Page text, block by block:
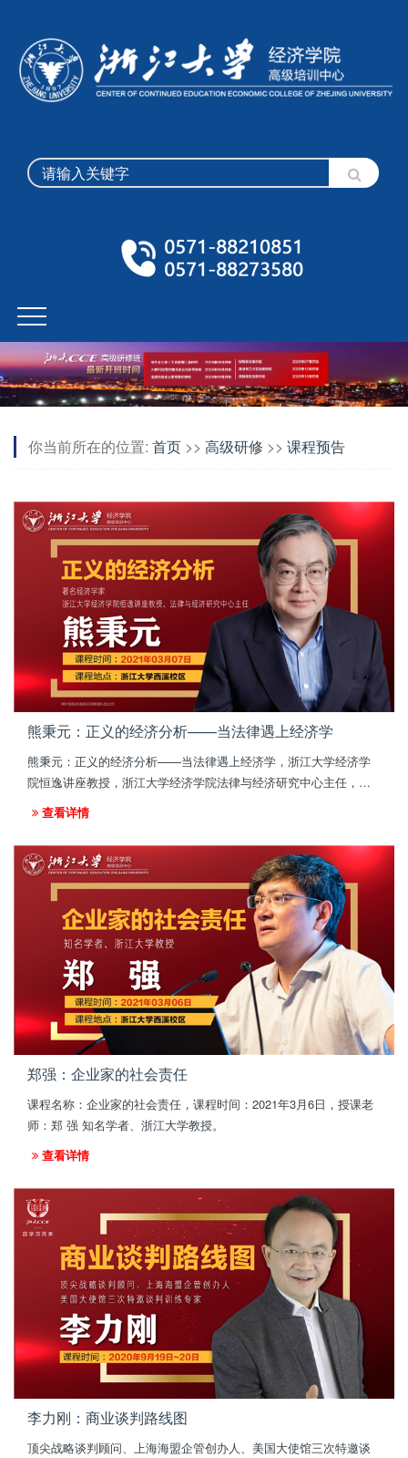
你当前所在的位置: 首页 >> 高级研修 >> 课程预告
熊秉元：正义的经济分析——当法律遇上经济学
熊秉元：正义的经济分析——当法律遇上经济学，浙江大学经济学
院恒逸讲座教授，浙江大学经济学院法律与经济研究中心主任，深
圳大学法学院特聘讲座教授，中国海洋大学法学院特聘讲座教授。
查看详情
郑强：企业家的社会责任
课程名称：企业家的社会责任，课程时间：2021年3月6日，授课老
师：郑 强 知名学者、浙江大学教授。
查看详情
李力刚：商业谈判路线图
顶尖战略谈判顾问、上海海盟企管创办人、美国大使馆三次特邀谈